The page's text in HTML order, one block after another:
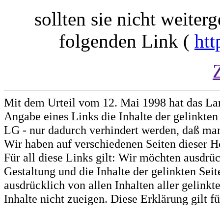
sollten sie nicht
folgenden Link (
Mit dem Urteil vom 12. Mai 1998 hat das
Angabe eines Links die Inhalte der
LG - nur dadurch verhindert werden, daß
Wir haben auf verschiedenen Seiten dieser
Für all diese Links gilt: Wir möchten
Gestaltung und die Inhalte der gelinkten
ausdrücklich von allen Inhalten aller
Inhalte nicht zueigen. Diese Erklärung gilt